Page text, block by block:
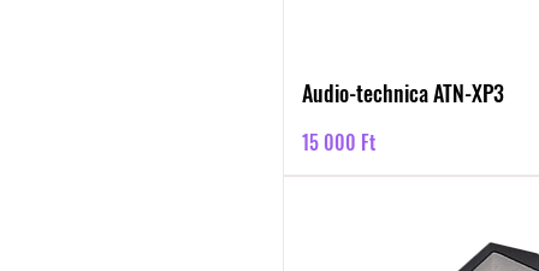
Audio-technica ATN-XP3
Ár
15 000 Ft